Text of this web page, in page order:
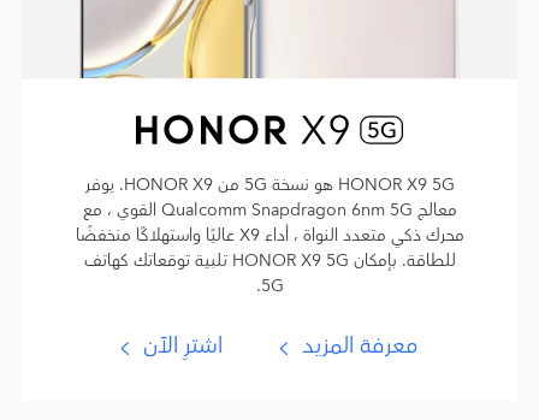
HONOR X9 5G هو نسخة 5G من HONOR X9. يوفر
معالج Qualcomm Snapdragon 6nm 5G القوي ، مع
محرك ذكي متعدد النواة ، أداء X9 عاليًا واستهلاكًا منخفضًا
للطاقة. بإمكان HONOR X9 5G تلبية توقعاتك كهاتف
5G.
معرفة المزيد اشترِ الآن